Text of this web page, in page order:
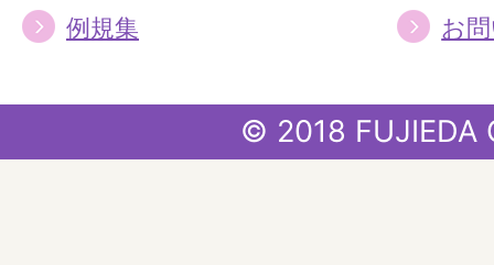
例規集 お
© 2018 FUJIEDA